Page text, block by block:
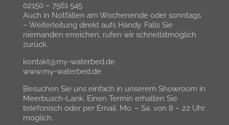
02150 – 7561 545
Auch in Notfällen am Wochenende oder sonntags
– Weiterleitung direkt aufs Handy. Falls Sie
niemanden erreichen, rufen wir schnellstmöglich
zurück.
kontakt@my-waterbed.de
www.my-waterbed.de
Besuchen Sie uns einfach in unserem Showroom in
Meerbusch-Lank. Einen Termin erhalten Sie
telefonisch oder per Email. Mo. – Sa. von 8 – 22 Uhr
möglich.